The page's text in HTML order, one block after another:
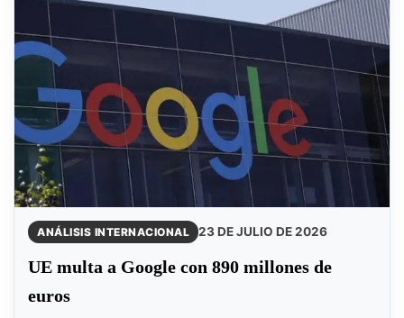
ANÁLISIS INTERNACIONAL 23 DE JULIO DE 2026
UE multa a Google con 890 millones de
euros